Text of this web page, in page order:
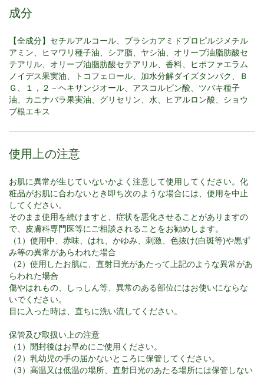
成分
【全成分】セチルアルコール、ブラシカアミドプロピルジメチル
アミン、ヒマワリ種子油、シア脂、ヤシ油、オリーブ油脂肪酸セ
テアリル、オリーブ油脂肪酸セテアリル、香料、ヒポファエラム
ノイデス果実油、トコフェロール、加水分解ダイズタンパク、Ｂ
Ｇ、１，２－ヘキサンジオール、アスコルビン酸、ツバキ種子
油、カニナバラ果実油、グリセリン、水、ヒアルロン酸、ショウ
ブ根エキス
使用上の注意
お肌に異常が生じていないかよく注意して使用してください。化
粧品がお肌に合わないとき即ち次のような場合には、使用を中止
してください。
そのまま使用を続けますと、症状を悪化させることがありますの
で、皮膚科専門医等にご相談されることをお勧めします。
（1）使用中、赤味、はれ、かゆみ、刺激、色抜け(白斑等)や黒ず
み等の異常があらわれた場合
（2）使用したお肌に、直射日光があたって上記のような異常があ
らわれた場合
傷やはれもの、しっしん等、異常のある部位にはお使いにならな
いでください。
目に入った時は、直ちに洗い流してください。
保管及び取扱い上の注意
（1）開封後はお早めにご使用ください。
（2）乳幼児の手の届かないところに保管してください。
（3）高温又は低温の場所、直射日光のあたる場所には保管しない